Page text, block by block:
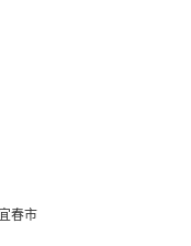
宜春市